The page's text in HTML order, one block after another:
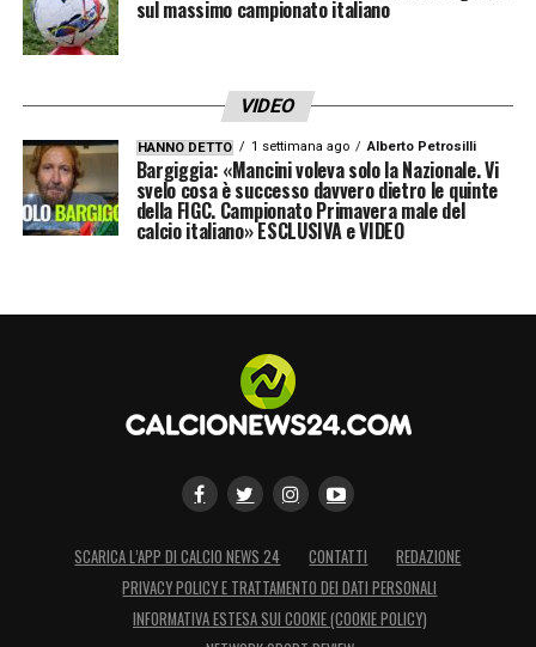
sul massimo campionato italiano
VIDEO
HANNO DETTO 1 settimana ago Alberto Petrosilli
Bargiggia: «Mancini voleva solo la Nazionale. Vi
svelo cosa è successo davvero dietro le quinte
della FIGC. Campionato Primavera male del
calcio italiano» ESCLUSIVA e VIDEO
SCARICA L’APP DI CALCIO NEWS 24 CONTATTI
REDAZIONE
PRIVACY POLICY E TRATTAMENTO DEI DATI PERSONALI
INFORMATIVA ESTESA SUI COOKIE (COOKIE POLICY)